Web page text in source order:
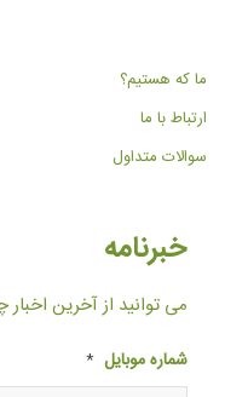
ما که هستیم؟
ارتباط با ما
سوالات متداول
خبرنامه
می توانید از آخرین
شماره موبایل *